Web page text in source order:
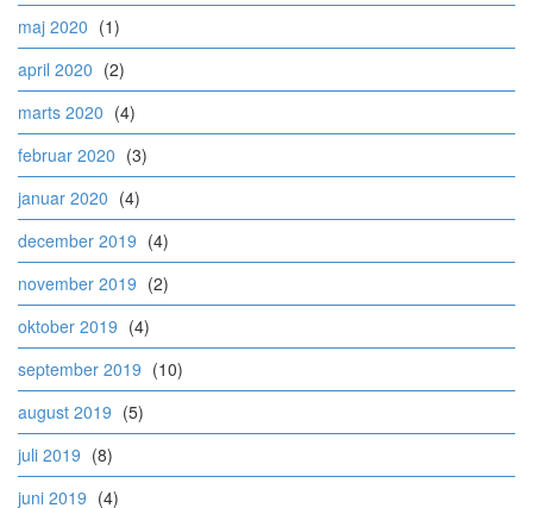
maj 2020 (1)
april 2020 (2)
marts 2020 (4)
februar 2020 (3)
januar 2020 (4)
december 2019 (4)
november 2019 (2)
oktober 2019 (4)
september 2019 (10)
august 2019 (5)
juli 2019 (8)
juni 2019 (4)